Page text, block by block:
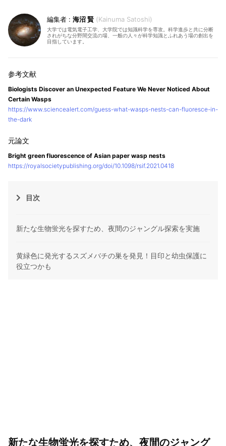
海沼 賢 Kainuma Satoshi
大学では電気電子工学、大学院では知識科学を専攻。科学進歩と共に分断
されがちな分野間交流の場、一般の人々が科学知識とふれあう場の創出を
目指しています。
Biologists Discover an Unexpected Feature We Never Noticed About
Certain Wasps
https://www.sciencealert.com/guess-what-wasps-nests-can-fluoresce-in-
the-dark
Bright green fluorescence of Asian paper wasp nests
https://royalsocietypublishing.org/doi/10.1098/rsif.2021.0418
目次
新たな生物蛍光を探すため、夜間のジャングル探索を実施
黄緑色に発光するスズメバチの巣を発見！目印と幼虫保護に
役立つかも
新たな生物蛍光を探すため、夜間のジャング